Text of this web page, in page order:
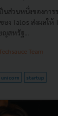
ป็นส่วนหนึ่งของกา
อง Talos ส่งผลใ
สหรัฐ...
Techsauce Team
unicorn startup